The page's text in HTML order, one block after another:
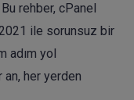
rehber, cPanel
2021 ile sorunsuz bir
adım yol
an, her yerden